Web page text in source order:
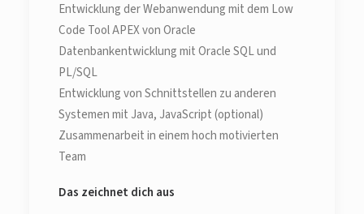
Entwicklung der Webanwendung mit dem Low
Code Tool APEX von Oracle
Datenbankentwicklung mit Oracle SQL und
PL/SQL
Entwicklung von Schnittstellen zu anderen
Systemen mit Java, JavaScript (optional)
Zusammenarbeit in einem hoch motivierten
Team
Das zeichnet dich aus